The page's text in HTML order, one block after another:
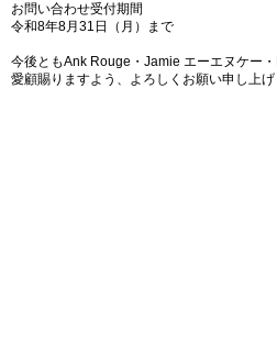
お問い合わせ受付期間
令和8年8月31日（月）まで
今後ともAnk Rouge・Jamie エーエヌケー
愛顧賜りますよう、よろしくお願い申し上げ